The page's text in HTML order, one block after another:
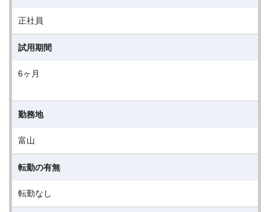
正社員
試用期間
6ヶ月
勤務地
富山
転勤の有無
転勤なし